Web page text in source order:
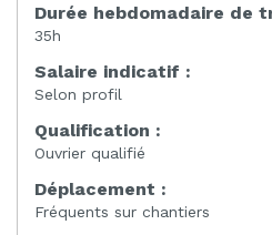
Durée hebdomadaire de
35h
Salaire indicatif :
Selon profil
Qualification :
Ouvrier qualifié
Déplacement :
Fréquents sur chantiers